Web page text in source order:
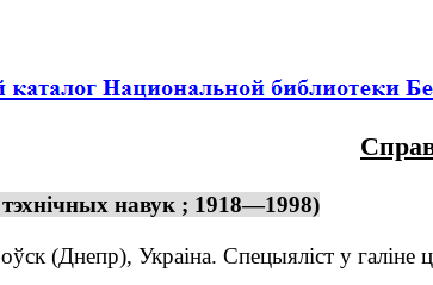
навук ; 1918—1998)
(Днепр), Украіна. Спецыяліст у галіне